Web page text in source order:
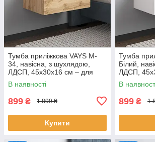
Тумба приліжкова VAYS M-
34, навісна, з шухлядою,
ЛДСП, 45х30х16 см – для
спальні
В наявності
899 ₴ 1 899 ₴
Купити
Тумба
Білий,
ЛДСП,
спальні
В
899 ₴ 1